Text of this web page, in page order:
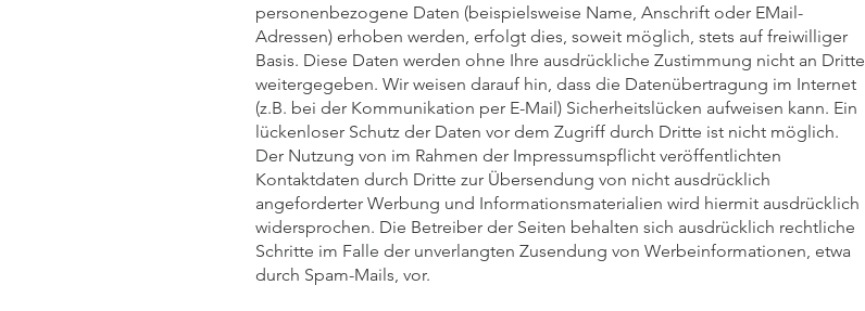
personenbezogene Daten (beispielsweise Name, Anschrift oder EMail-
Adressen) erhoben werden, erfolgt dies, soweit möglich, stets auf freiwilliger
Basis. Diese Daten werden ohne Ihre ausdrückliche Zustimmung nicht an Dritte
weitergegeben. Wir weisen darauf hin, dass die Datenübertragung im Internet
(z.B. bei der Kommunikation per E-Mail) Sicherheitslücken aufweisen kann. Ein
lückenloser Schutz der Daten vor dem Zugriff durch Dritte ist nicht möglich.
Der Nutzung von im Rahmen der Impressumspflicht veröffentlichten
Kontaktdaten durch Dritte zur Übersendung von nicht ausdrücklich
angeforderter Werbung und Informationsmaterialien wird hiermit ausdrücklich
widersprochen. Die Betreiber der Seiten behalten sich ausdrücklich rechtliche
Schritte im Falle der unverlangten Zusendung von Werbeinformationen, etwa
durch Spam-Mails, vor.